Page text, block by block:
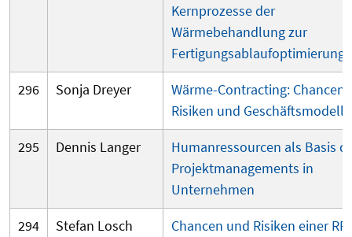
Kernprozesse der
Wärmebehandlung zur
Fertigungsablaufoptimierung
296
Sonja Dreyer
Wärme-Contracting: Chancen,
Risiken und Geschäftsmodelle
295
Dennis Langer
Humanressourcen als Basis
Projektmanagements in
Unternehmen
294
Stefan Losch
Chancen und Risiken einer